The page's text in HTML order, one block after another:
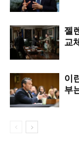
젤
교체
이
부